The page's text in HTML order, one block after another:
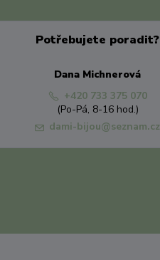
Potřebujete poradit?
Dana Michnerová
+420 733 375 070
(Po-Pá, 8-16 hod.)
dami-bijou@seznam.cz